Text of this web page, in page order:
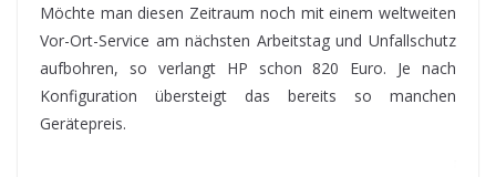
Möchte man diesen Zeitraum noch mit einem weltweiten
Vor-Ort-Service am nächsten Arbeitstag und Unfallschutz
aufbohren, so verlangt HP schon 820 Euro. Je nach
Konfiguration übersteigt das bereits so manchen
Gerätepreis.